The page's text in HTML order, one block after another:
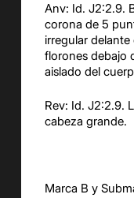
Anv: Id. J2:2.9.
corona de 5
irregular
florones debajo
aislado del
Rev: Id. J2:2.9.
cabeza grande.
Marca B y